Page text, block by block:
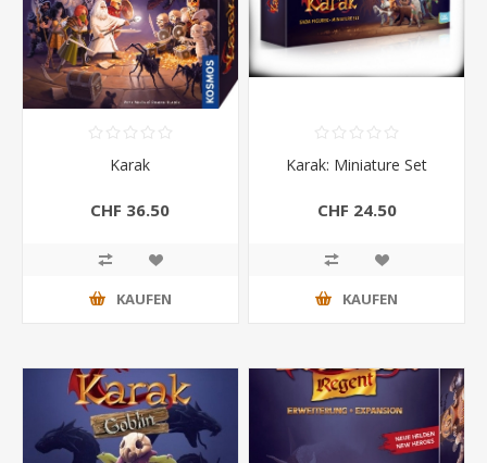
Karak
CHF 36.50
KAUFEN
Karak: Miniature Set
CHF 24.50
KAUFEN